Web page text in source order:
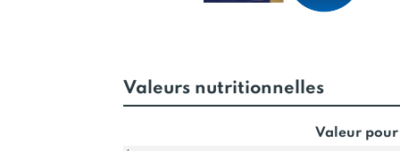
Valeurs nutritionnelles
Valeur pour